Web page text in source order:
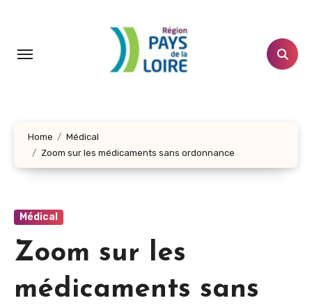
contenu
Home
Médical
Zoom sur les médicaments sans ordonnance
Médical
Zoom sur les
médicaments sans